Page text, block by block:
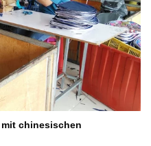
mit chinesischen